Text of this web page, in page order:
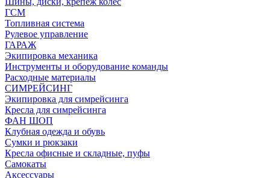
ГСМ
Топливная система
Рулевое управление
ГАРАЖ
Экипировка механика
Инструменты и оборудование команды
Расходные материалы
СИМРЕЙСИНГ
Экипировка для симрейсинга
Кресла для симрейсинга
ФАН ШОП
Клубная одежда и обувь
Сумки и рюкзаки
Кресла офисные и складные, пуфы
Самокаты
Аксессуары